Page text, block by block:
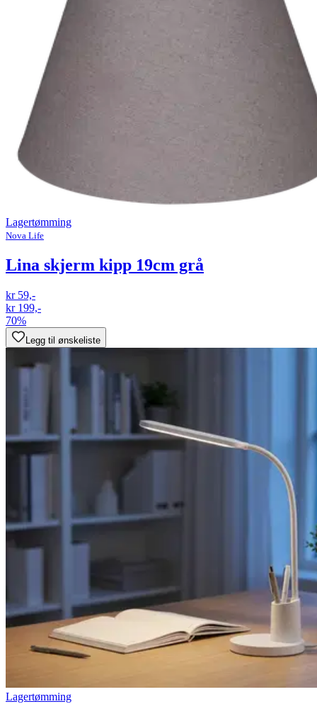
Lagertømming
Nova Life
Lina skjerm kipp 19cm grå
kr 59,-
kr 199,-
70%
Legg til ønskeliste
Lagertømming